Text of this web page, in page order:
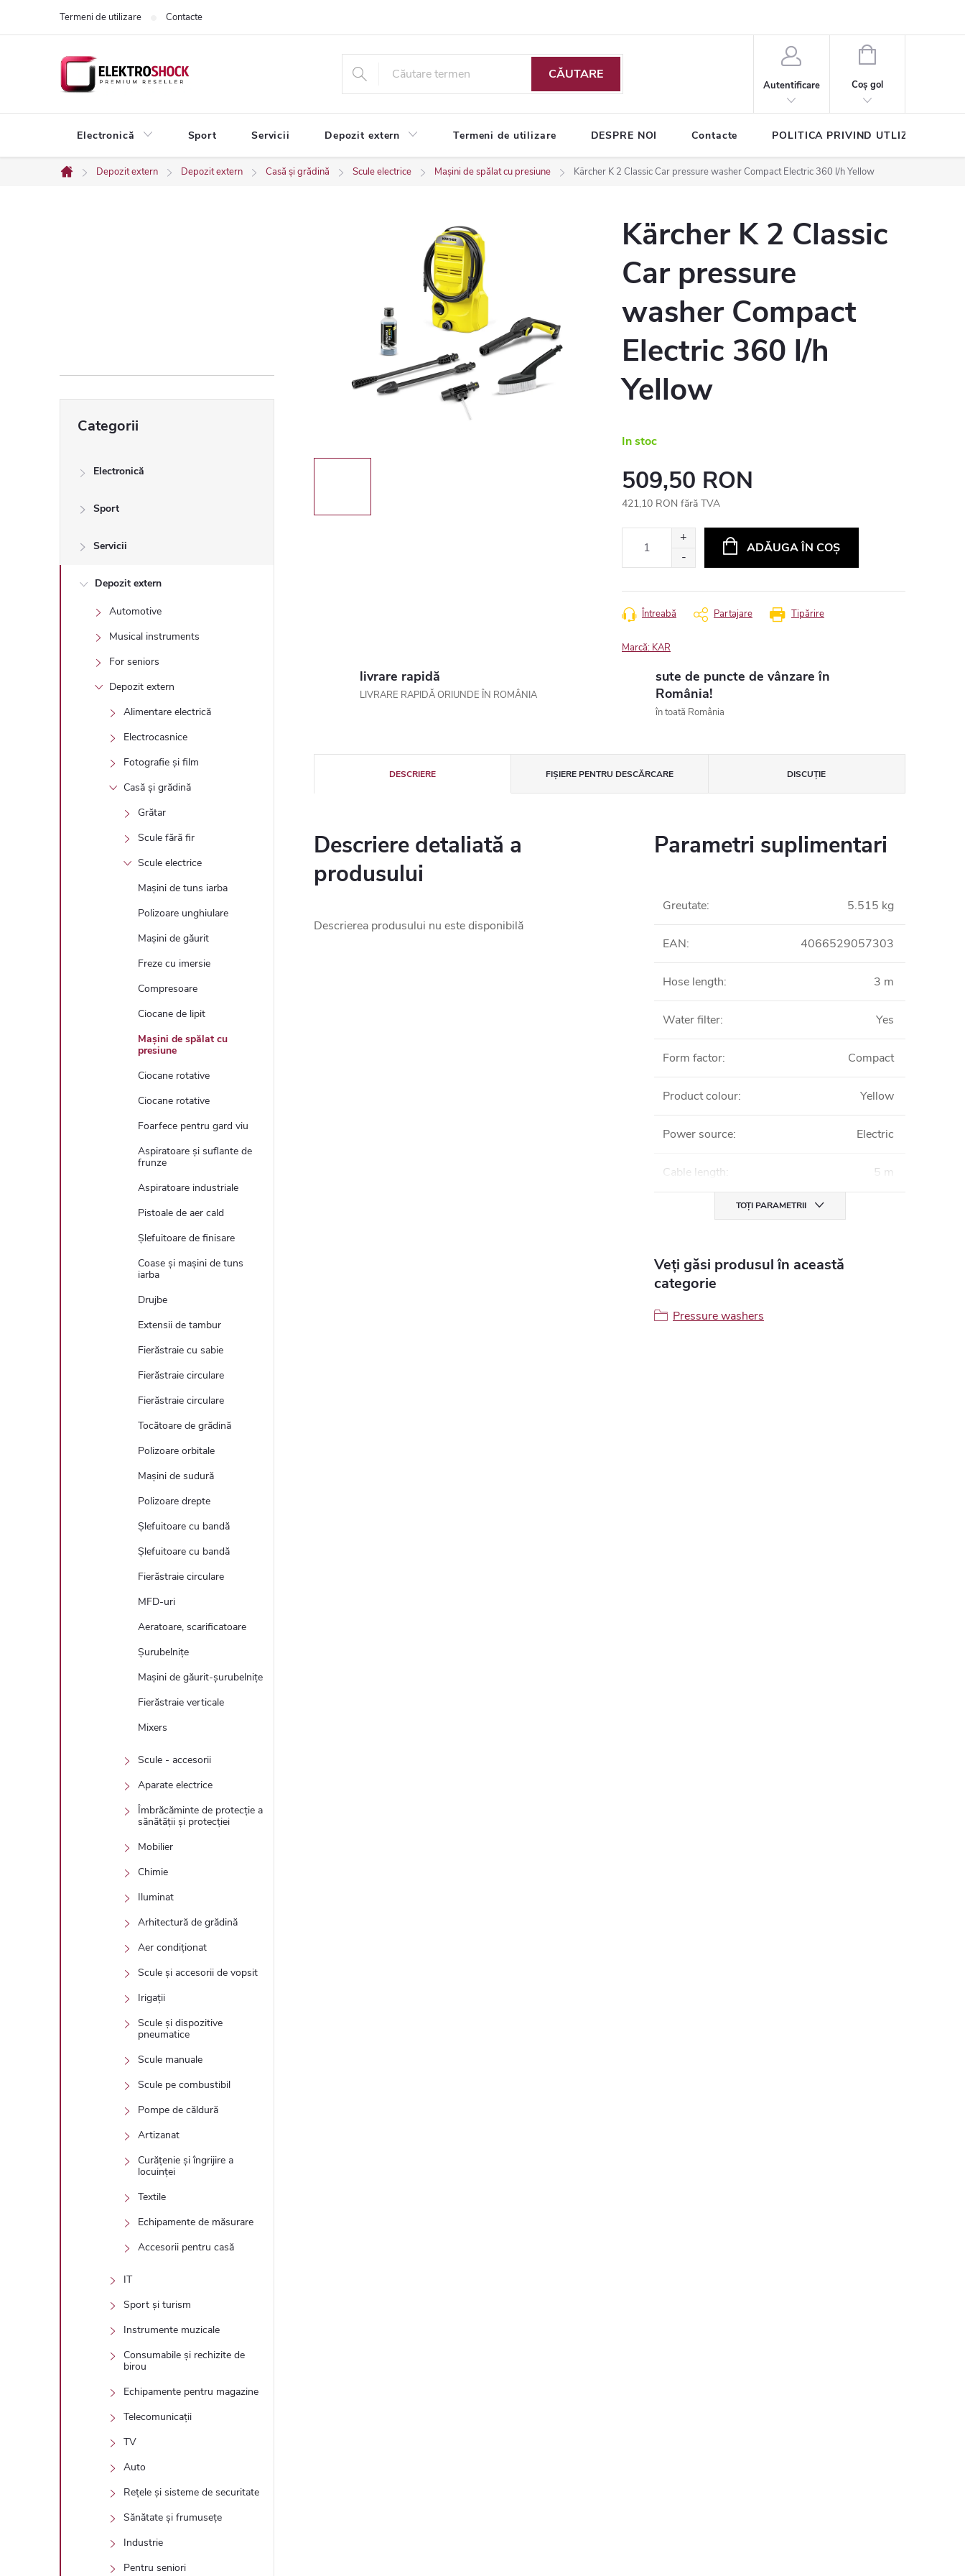
Termeni de utilizare Contacte
CĂUTARE
Autentificare
COŞ
CUMPĂRĂTURI
Coş gol
Electronică Sport Servicii Depozit extern Termeni de utilizare DESPRE NOI Contacte POLITICA PRIVIND UTLIZAREA
Acasă
Depozit extern Depozit extern Casă și grădină Scule electrice Mașini de spălat cu presiune Kärcher K 2 Classic Car pressure washer Compact Electric 360 l/h Yellow
l
a
a
pesteCategorii
Electronică
Sport
Servicii
Depozit extern
Automotive
Musical instruments
For seniors
Depozit extern
Alimentare electrică
Electrocasnice
Fotografie și film
Casă și grădină
Grătar
Scule fără fir
Scule electrice
Mașini de tuns iarba
Polizoare unghiulare
Mașini de găurit
Freze cu imersie
Compresoare
Ciocane de lipit
Mașini de spălat cu
presiune
Ciocane rotative
Ciocane rotative
Foarfece pentru gard viu
Aspiratoare și suflante de
frunze
Aspiratoare industriale
Pistoale de aer cald
Șlefuitoare de finisare
Coase și mașini de tuns
iarba
Drujbe
Extensii de tambur
Fierăstraie cu sabie
Fierăstraie circulare
Fierăstraie circulare
Tocătoare de grădină
Polizoare orbitale
Mașini de sudură
Polizoare drepte
Șlefuitoare cu bandă
Șlefuitoare cu bandă
Fierăstraie circulare
MFD-uri
Aeratoare, scarificatoare
Șurubelnițe
Mașini de găurit-șurubelnițe
Fierăstraie verticale
Mixers
Scule - accesorii
Aparate electrice
Îmbrăcăminte de protecție a
sănătății și protecției
Mobilier
Chimie
Iluminat
Arhitectură de grădină
Aer condiționat
Scule și accesorii de vopsit
Irigații
Scule și dispozitive
pneumatice
Scule manuale
Scule pe combustibil
Pompe de căldură
Artizanat
Curățenie și îngrijire a
locuinței
Textile
Echipamente de măsurare
Accesorii pentru casă
IT
Sport și turism
Instrumente muzicale
Consumabile și rechizite de
birou
Echipamente pentru magazine
Telecomunicații
TV
Auto
Rețele și sisteme de securitate
Sănătate și frumusețe
Industrie
Pentru seniori
Kärcher K 2 Classic
Car pressure
washer Compact
Electric 360 l/h
Yellow
In stoc
509,50 RON
421,10 RON fără TVA
ADĂUGA ÎN COŞ
Tipărire
Întreabă Partajare
Marcă: KAR
livrare rapidă
LIVRARE RAPIDĂ ORIUNDE ÎN ROMÂNIA
sute de puncte de vânzare în
România!
în toată România
DESCRIERE FIȘIERE PENTRU DESCĂRCARE DISCUŢIE
Descriere detaliată a
produsului
Descrierea produsului nu este disponibilă
Parametri suplimentari
Greutate: 5.515 kg
EAN: 4066529057303
Hose length: 3 m
Water filter: Yes
Form factor: Compact
Product colour: Yellow
Power source: Electric
Cable length: 5 m
TOȚI PARAMETRII
Veți găsi produsul în această
categorie
Pressure washers